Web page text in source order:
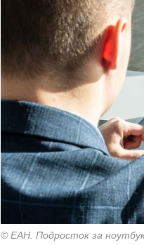
© ЕАН. Подросток за